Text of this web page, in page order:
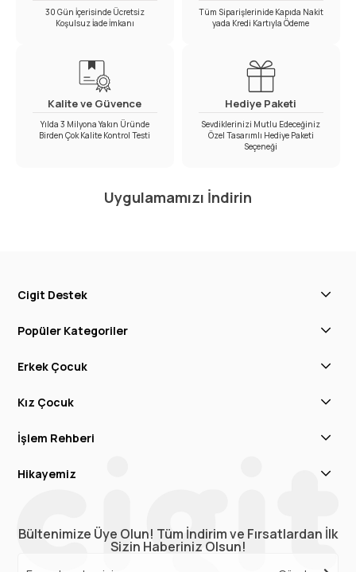
30 Gün İçerisinde Ücretsiz
Koşulsuz İade İmkanı
Tüm Siparişlerinide Kapıda Nakit
yada Kredi Kartıyla Ödeme
Kalite ve Güvence
Yılda 3 Milyona Yakın Üründe
Birden Çok Kalite Kontrol Testi
Hediye Paketi
Sevdiklerinizi Mutlu Edeceğiniz
Özel Tasarımlı Hediye Paketi
Seçeneği
Uygulamamızı İndirin
Cigit Destek
Popüler Kategoriler
Erkek Çocuk
Kız Çocuk
İşlem Rehberi
Hikayemiz
Bültenimize Üye Olun! Tüm İndirim ve Fırsatlardan İlk
Sizin Haberiniz Olsun!